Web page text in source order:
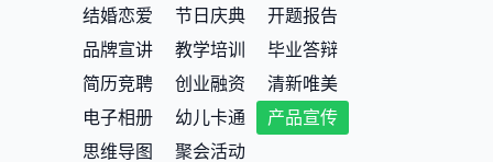
结婚恋爱
节日庆典
开题报告
品牌宣讲
教学培训
毕业答辩
简历竞聘
创业融资
清新唯美
电子相册
幼儿卡通
产品宣传
思维导图
聚会活动